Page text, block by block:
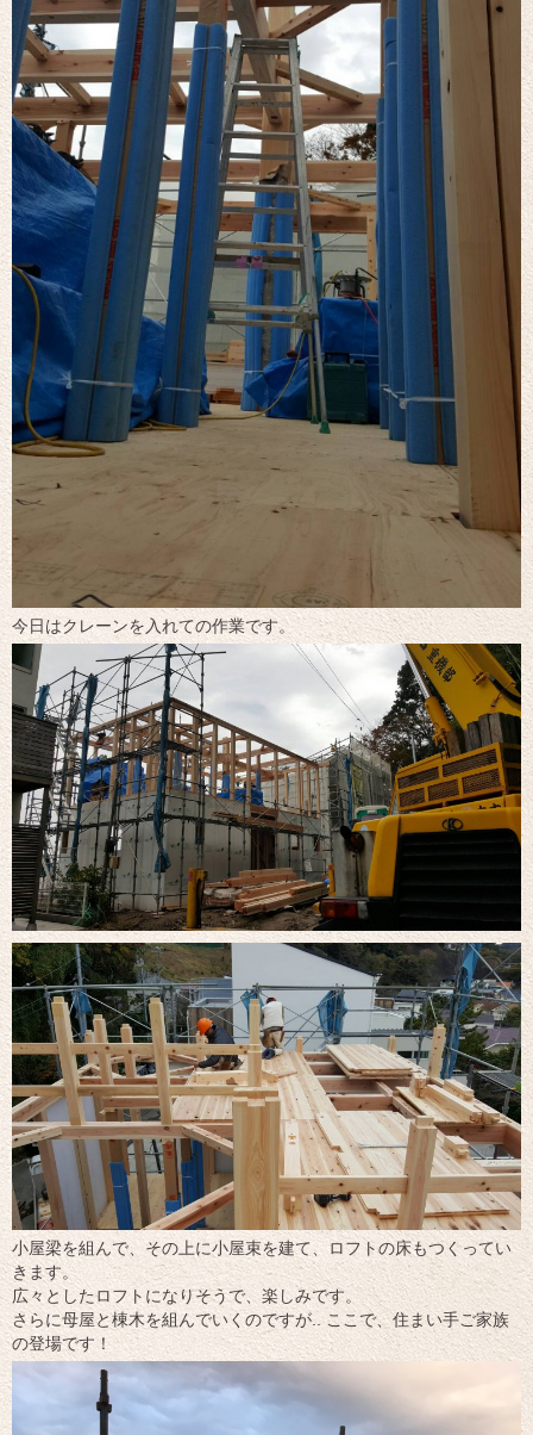
今日はクレーンを入れての作業です。
小屋梁を組んで、その上に小屋束を建て、ロフトの床もつくってい
きます。
広々としたロフトになりそうで、楽しみです。
さらに母屋と棟木を組んでいくのですが.. ここで、住まい手ご家族
の登場です！